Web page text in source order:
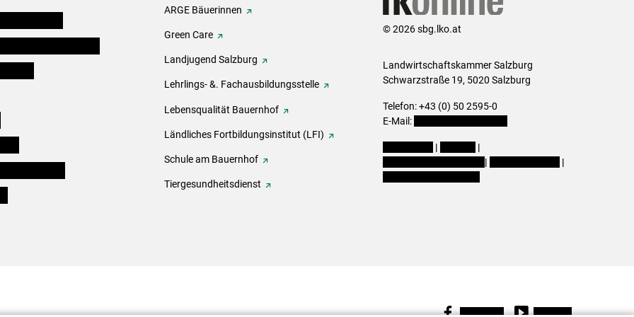
ARGE Bäuerinnen
Green Care
Landjugend Salzburg
Lehrlings- &. Fachausbildungsstelle
Lebensqualität Bauernhof
Ländliches Fortbildungsinstitut (LFI)
Schule am Bauernhof
Tiergesundheitsdienst
© 2026 sbg.lko.at
Landwirtschaftskammer Salzburg
Schwarzstraße 19, 5020 Salzburg
Telefon: +43 (0) 50 2595-0
E-Mail:
|
|
|
|
Facebook Youtube